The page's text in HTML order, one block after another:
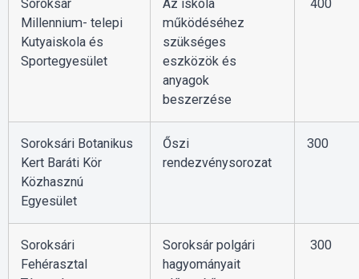
Soroksár
Millennium- telepi
Kutyaiskola és
Sportegyesület
Az iskola
működéséhez
szükséges
eszközök és
anyagok
beszerzése
400
Soroksári Botanikus
Kert Baráti Kör
Közhasznú
Egyesület
Őszi
rendezvénysorozat
300
Soroksári
Fehérasztal
Soroksár polgári
hagyományait
300